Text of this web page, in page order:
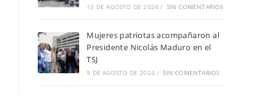
10 DE AGOSTO DE 2024 / SIN COMENTARIOS
Mujeres patriotas acompañaron al
Presidente Nicolás Maduro en el
TSJ
9 DE AGOSTO DE 2024 / SIN COMENTARIOS